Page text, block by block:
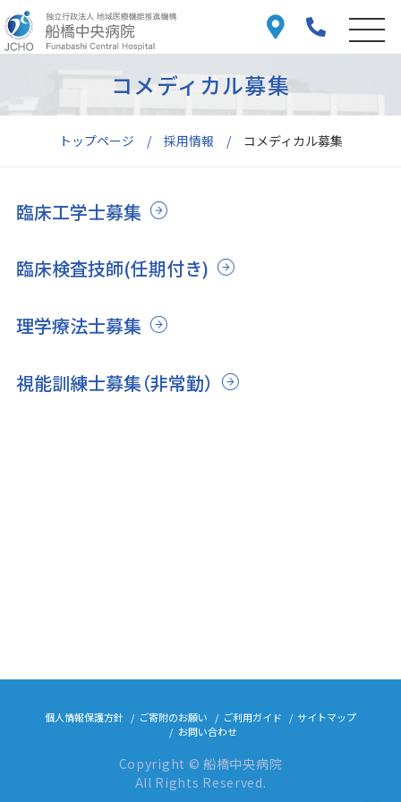
トップページ 採用情報 コメディカル募集
コメディカル募集
臨床工学士募集
臨床検査技師(任期付き)
理学療法士募集
視能訓練士募集（非常勤）
個人情報保護方針 ご寄附のお願い ご利用ガイド
サイトマップ
お問い合わせ
Copyright © 船橋中央病院
All Rights Reserved.